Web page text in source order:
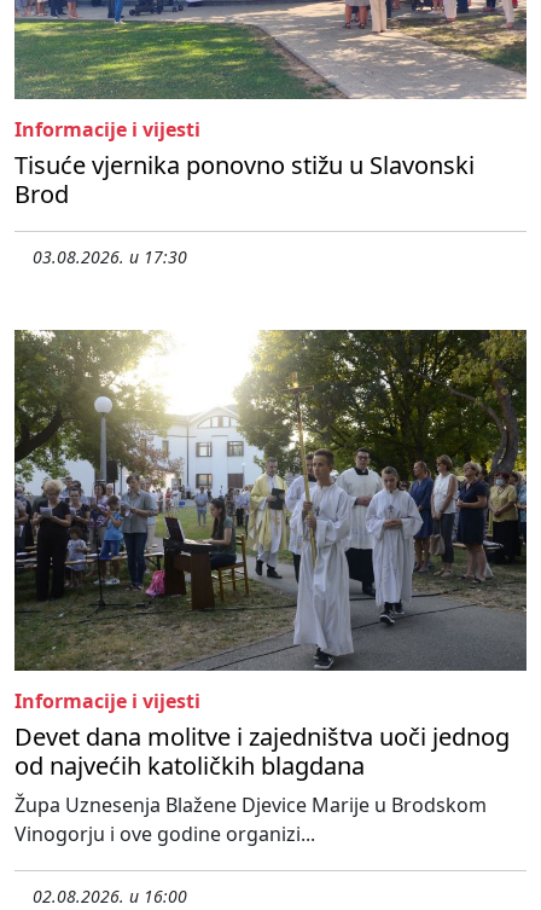
Informacije i vijesti
Tisuće vjernika ponovno stižu u Slavonski
Brod
03.08.2026. u 17:30
Informacije i vijesti
Devet dana molitve i zajedništva uoči jednog
od najvećih katoličkih blagdana
Župa Uznesenja Blažene Djevice Marije u Brodskom
Vinogorju i ove godine organizi...
02.08.2026. u 16:00